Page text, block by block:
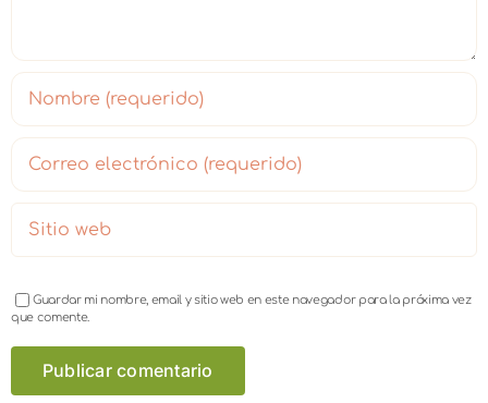
Guardar mi nombre, email y sitio web en este navegador para la próxima vez
que comente.